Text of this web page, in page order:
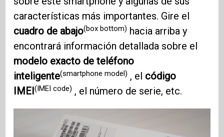
características más importantes. Gire el
cuadro de abajo(box bottom) hacia arriba y
encontrará información detallada sobre el
modelo exacto de teléfono
inteligente(smartphone model) , el código
IMEI(IMEI code) , el número de serie, etc.